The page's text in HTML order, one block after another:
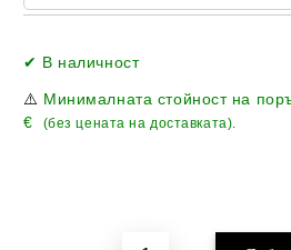
✔ В наличност
⚠️ Минималната стойност на
€
(без цената на доставката).